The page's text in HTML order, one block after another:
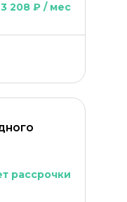
3 208 ₽ / мес
рассрочки